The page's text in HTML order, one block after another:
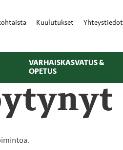
Kuulutukset Yhteystiedot
VARHAISKASVATUS &
OPETUS